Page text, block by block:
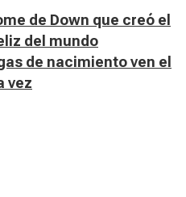
de Down que creó el
del mundo
de nacimiento ven el
vez